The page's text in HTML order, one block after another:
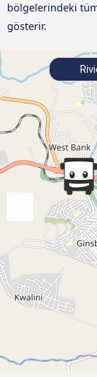
bölgelerindeki
gösterir.